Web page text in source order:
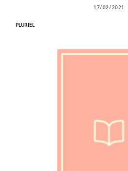
17/02/2021
PLURIEL